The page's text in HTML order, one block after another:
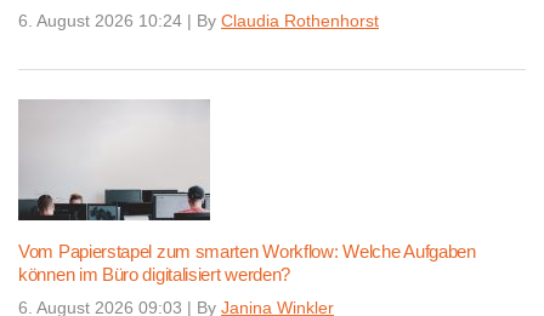
6. August 2026 10:24 | By Claudia Rothenhorst
Vom Papierstapel zum smarten Workflow: Welche Aufgaben
können im Büro digitalisiert werden?
6. August 2026 09:03 | By Janina Winkler